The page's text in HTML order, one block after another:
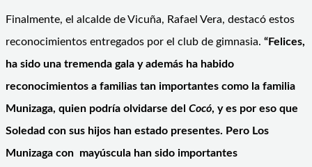
Finalmente, el alcalde de Vicuña, Rafael Vera, destacó estos
reconocimientos entregados por el club de gimnasia. “Felices,
ha sido una tremenda gala y además ha habido
reconocimientos a familias tan importantes como la familia
Munizaga, quien podría olvidarse del Cocó, y es por eso que
Soledad con sus hijos han estado presentes. Pero Los
Munizaga con mayúscula han sido importantes